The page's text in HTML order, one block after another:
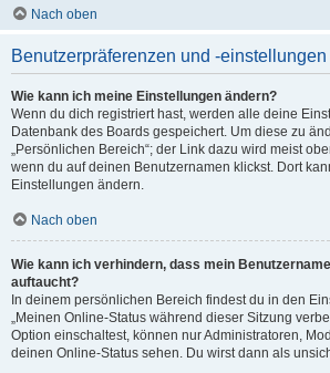
Nach oben
Benutzerpräferenzen und -einstellungen
Wie kann ich meine Einstellungen ändern?
Wenn du dich registriert hast, werden alle deine
Datenbank des Boards gespeichert. Um diese zu
„Persönlichen Bereich“; der Link dazu wird meist
wenn du auf deinen Benutzernamen klickst. Dort
Einstellungen ändern.
Nach oben
Wie kann ich verhindern, dass mein
auftaucht?
In deinem persönlichen Bereich findest du in den
„Meinen Online-Status während dieser Sitzung
Option einschaltest, können nur Administratoren,
deinen Online-Status sehen. Du wirst dann als